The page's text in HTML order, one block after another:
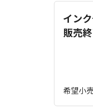
イン
販売
希望小